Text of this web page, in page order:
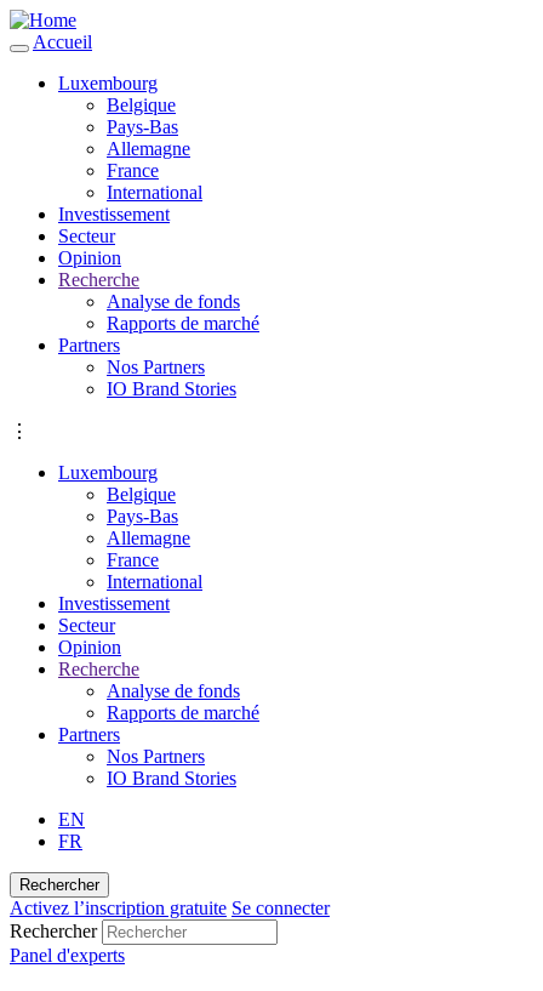
Accueil
Luxembourg
Belgique
Pays-Bas
Allemagne
France
International
Investissement
Secteur
Opinion
Recherche
Analyse de fonds
Rapports de marché
Partners
Nos Partners
IO Brand Stories
⋮
Luxembourg
Belgique
Pays-Bas
Allemagne
France
International
Investissement
Secteur
Opinion
Recherche
Analyse de fonds
Rapports de marché
Partners
Nos Partners
IO Brand Stories
EN
FR
Rechercher
Activez l’inscription gratuite Se connecter
Rechercher
Panel d'experts